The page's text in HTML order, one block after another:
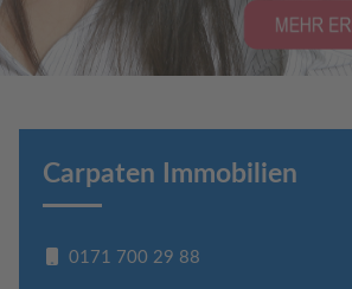
Carpaten Immobilien
0171 700 29 88